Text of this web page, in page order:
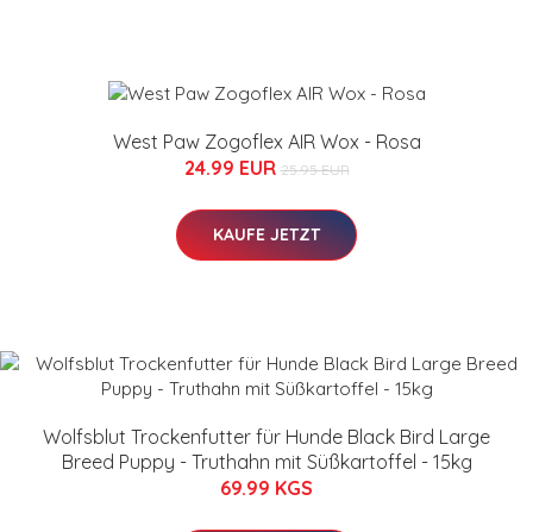
West Paw Zogoflex AIR Wox - Rosa
24.99 EUR 25.95 EUR
KAUFE JETZT
Wolfsblut Trockenfutter für Hunde Black Bird Large
Breed Puppy - Truthahn mit Süßkartoffel - 15kg
69.99 KGS